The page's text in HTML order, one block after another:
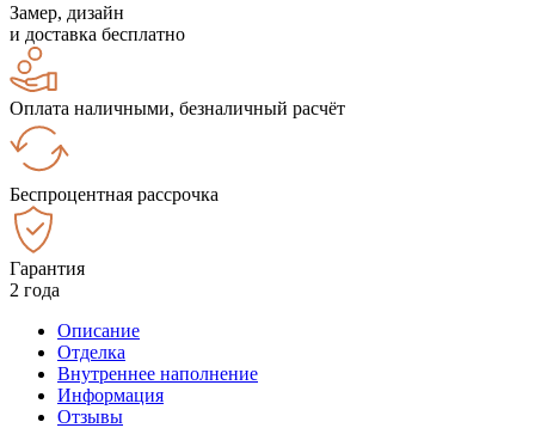
Замер, дизайн
и доставка бесплатно
Оплата наличными, безналичный расчёт
Беспроцентная рассрочка
Гарантия
2 года
Описание
Отделка
Внутреннее наполнение
Информация
Отзывы